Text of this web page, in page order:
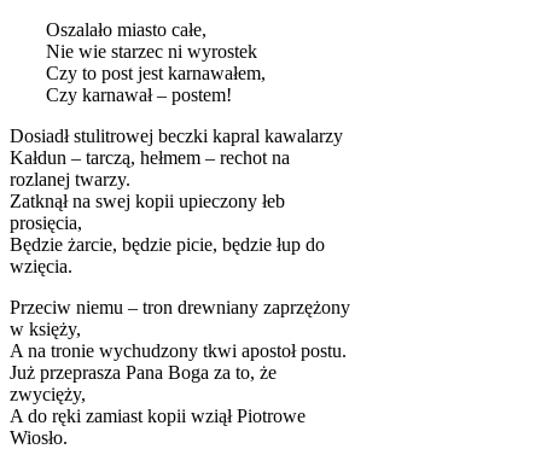
Oszalało miasto całe,
Nie wie starzec ni wyrostek
Czy to post jest karnawałem,
Czy karnawał – postem!
Dosiadł stulitrowej beczki kapral kawalarzy
Kałdun – tarczą, hełmem – rechot na
rozlanej twarzy.
Zatknął na swej kopii upieczony łeb
prosięcia,
Będzie żarcie, będzie picie, będzie łup do
wzięcia.
Przeciw niemu – tron drewniany zaprzężony
w księży,
A na tronie wychudzony tkwi apostoł postu.
Już przeprasza Pana Boga za to, że
zwycięży,
A do ręki zamiast kopii wziął Piotrowe
Wiosło.